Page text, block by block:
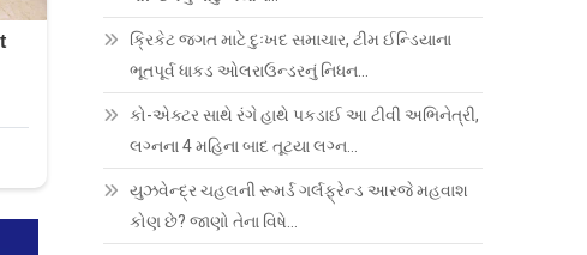
ક્રિકેટ જગત માટે દુઃખદ સમાચાર, ટીમ ઈન્ડિયાના
ભૂતપૂર્વ ધાકડ ઓલરાઉન્ડરનું નિધન…
કો-એક્ટર સાથે રંગે હાથે પકડાઈ આ ટીવી અભિનેત્રી,
લગ્નના 4 મહિના બાદ તૂટયા લગ્ન…
યુઝવેન્દ્ર ચહલની રૂમર્ડ ગર્લફ્રેન્ડ આરજે મહવાશ
કોણ છે? જાણો તેના વિષે…